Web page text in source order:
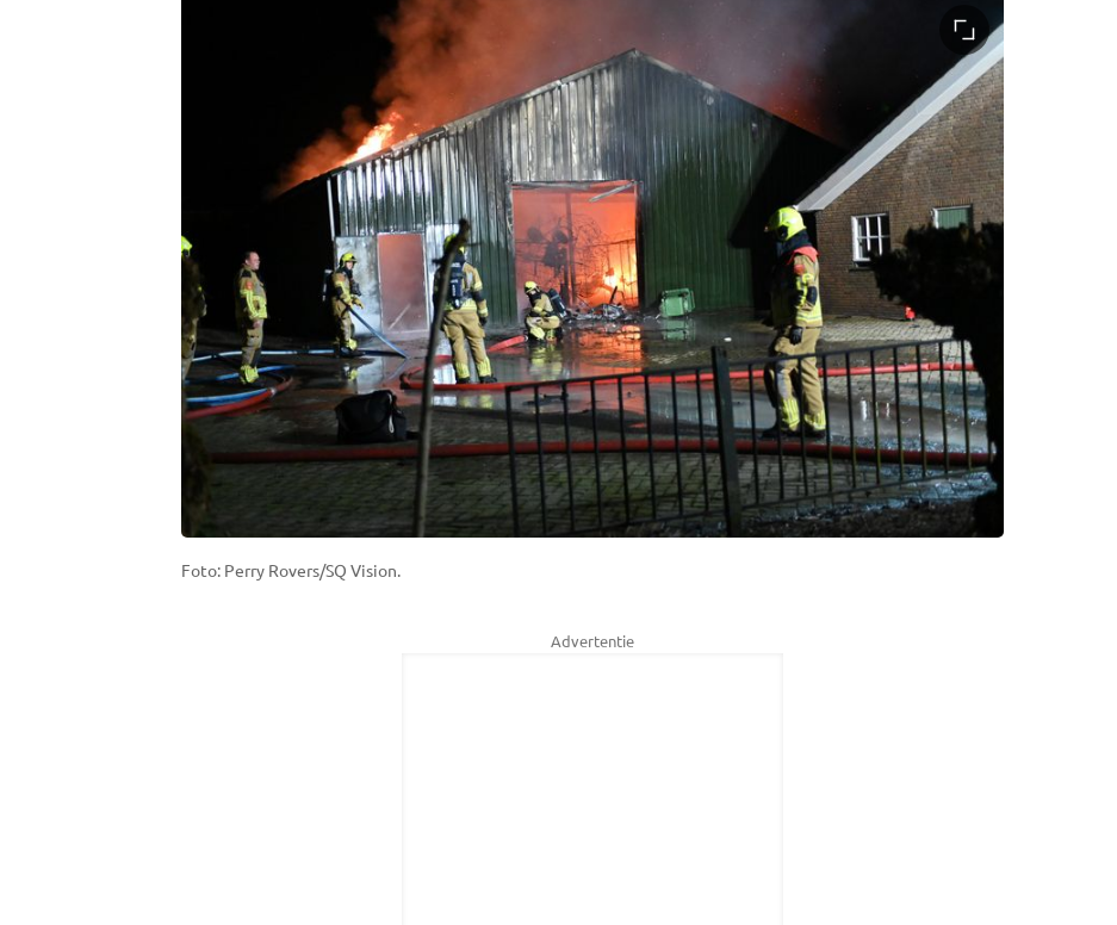
Foto: Perry Rovers/SQ Vision.
Advertentie